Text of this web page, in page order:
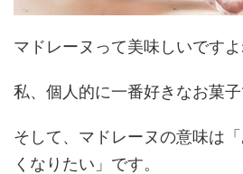
マドレーヌって美味しいですよ
私、個人的に一番好きなお菓子
そして、マドレーヌの意味は
くなりたい」です。